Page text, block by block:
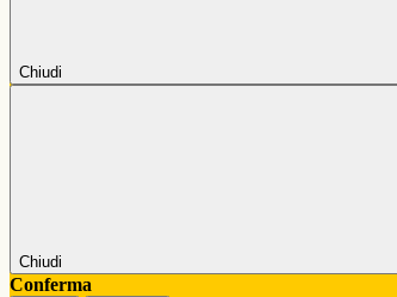
Chiudi
Chiudi
Conferma